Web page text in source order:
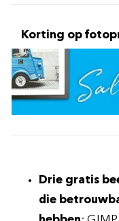
Korting op
Drie gratis
die